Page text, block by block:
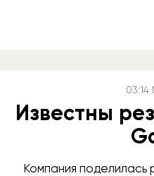
03:14
Известны
Компания поделилась